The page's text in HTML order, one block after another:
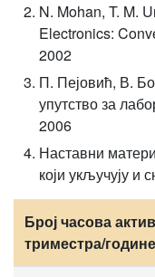
N. Mohan, T. M.
Electronics:
2002
П. Пејовић, В.
упутство за
2006
Наставни
који укључују и
Број часова
триместра/године